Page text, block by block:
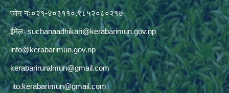
फोन नंः०२१-४०३११०,९८५२०८०२१७
ईमेलःsuchanaadhikari@kerabarimun.gov.np
info@kerabarimun.gov.np
kerabariruralmun@gmail.com
ito.kerabarimun@gmail.com